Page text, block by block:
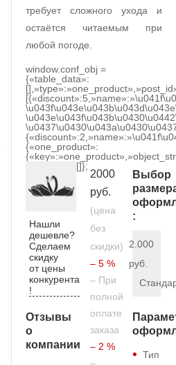
требует сложного ухода и
остаётся читаемым при
любой погоде.
window.conf_obj =
{«table_data»:
{«one_product»:
[]};
Нашли
дешевле?
Сделаем
скидку
от цены
конкурента
!
Отзывы
о
компании
2000
руб.
(цена
без
скидки)
– 5 %
– При
полной
оплате
заказа
– 2 %
Выбор
:
2.000
руб.
Тип